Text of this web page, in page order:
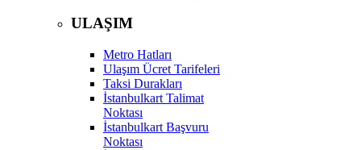
ULAŞIM
Metro Hatları
Ulaşım Ücret Tarifeleri
Taksi Durakları
İstanbulkart Talimat
Noktası
İstanbulkart Başvuru
Noktası